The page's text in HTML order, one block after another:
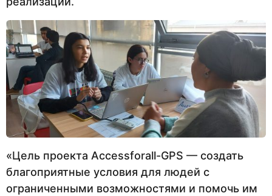
«Цель проекта Accessforall-GPS — создать
благоприятные условия для людей с
ограниченными возможностями и помочь им